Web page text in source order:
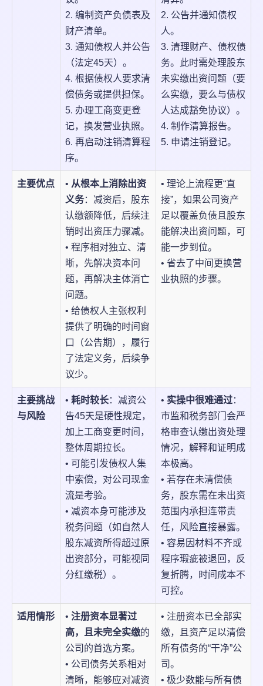
2. 编制资产负债表及
财产清单。
3. 通知债权人并公告
（法定45天）。
4. 根据债权人要求清
偿债务或提供担保。
5. 办理工商变更登
记，换发营业执照。
6. 再启动注销清算程
序。
2. 公告并通知债权
人。
3. 清理财产、债权债
务。此时需处理股东
未实缴出资问题（要
么实缴，要么与债权
人达成豁免协议）。
4. 制作清算报告。
5. 申请注销登记。
主要优点 • 从根本上消除出资
义务：减资后，股东
认缴额降低，后续注
销时出资压力骤减。
• 程序相对独立、清
晰，先解决资本问
题，再解决主体消亡
问题。
• 给债权人主张权利
提供了明确的时间窗
口（公告期），履行
了法定义务，后续争
议少。
• 理论上流程更“直
接”，如果公司资产
足以覆盖负债且股东
能解决出资问题，可
能一步到位。
• 省去了中间更换营
业执照的步骤。
主要挑战
与风险
• 耗时较长：减资公
告45天是硬性规定，
加上工商变更时间，
整体周期拉长。
• 可能引发债权人集
中索偿，对公司现金
流是考验。
• 减资本身可能涉及
税务问题（如自然人
股东减资所得超过原
出资部分，可能视同
分红缴税）。
• 实操中很难通过：
市监和税务部门会严
格审查认缴出资处理
情况，解释和证明成
本极高。
• 若存在未清偿债
务，股东需在未出资
范围内承担连带责
任，风险直接暴露。
• 容易因材料不齐或
程序瑕疵被退回，反
复折腾，时间成本不
可控。
适用情形 • 注册资本显著过
高，且未完全实缴的
公司的首选方案。
• 公司债务关系相对
清晰，能够应对减资
• 注册资本已全部实
缴，且资产足以清偿
所有债务的“干净”公
司。
• 极少数能与所有债